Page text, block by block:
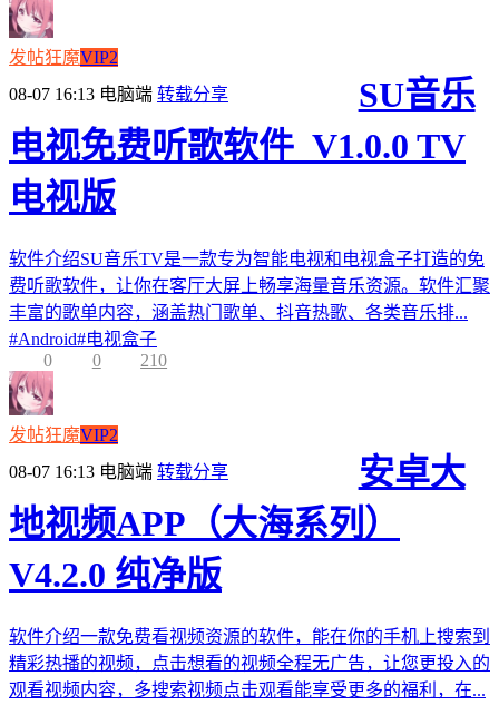
发帖狂魔VIP2
08-07 16:13 电脑端 转载分享
SU音乐
电视免费听歌软件_V1.0.0 TV
电视版
软件介绍SU音乐TV是一款专为智能电视和电视盒子打造的免
费听歌软件，让你在客厅大屏上畅享海量音乐资源。软件汇聚
丰富的歌单内容，涵盖热门歌单、抖音热歌、各类音乐排...
#Android#电视盒子
0
0 210
发帖狂魔VIP2
08-07 16:13 电脑端 转载分享
安卓大
地视频APP（大海系列）
V4.2.0 纯净版
软件介绍一款免费看视频资源的软件，能在你的手机上搜索到
精彩热播的视频，点击想看的视频全程无广告，让您更投入的
观看视频内容，多搜索视频点击观看能享受更多的福利，在...